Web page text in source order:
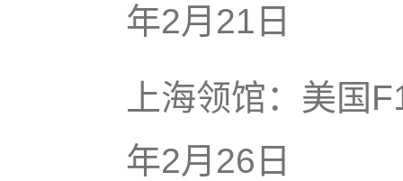
年2月21日
上海领馆：美国
年2月26日